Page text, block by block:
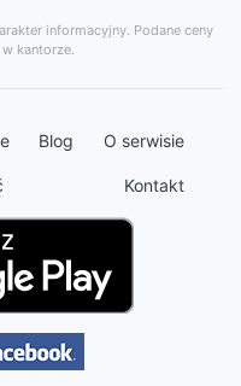
informacyjny. Podane ceny
kantorze.
Blog O serwisie
Kontakt